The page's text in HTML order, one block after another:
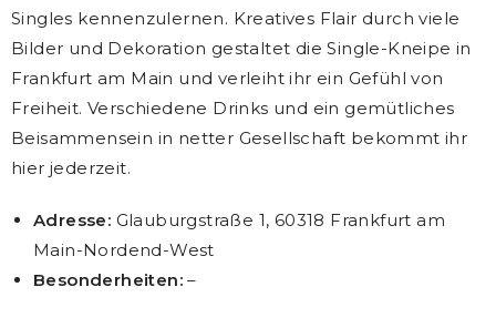
Singles kennenzulernen. Kreatives Flair durch viele
Bilder und Dekoration gestaltet die Single-Kneipe in
Frankfurt am Main und verleiht ihr ein Gefühl von
Freiheit. Verschiedene Drinks und ein gemütliches
Beisammensein in netter Gesellschaft bekommt ihr
hier jederzeit.
Adresse: Glauburgstraße 1, 60318 Frankfurt am
Main-Nordend-West
Besonderheiten: –